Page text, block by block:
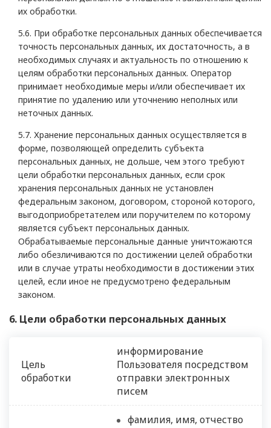
их обработки.
5.6. При обработке персональных данных обеспечивается
точность персональных данных, их достаточность, а в
необходимых случаях и актуальность по отношению к
целям обработки персональных данных. Оператор
принимает необходимые меры и/или обеспечивает их
принятие по удалению или уточнению неполных или
неточных данных.
5.7. Хранение персональных данных осуществляется в
форме, позволяющей определить субъекта
персональных данных, не дольше, чем этого требуют
цели обработки персональных данных, если срок
хранения персональных данных не установлен
федеральным законом, договором, стороной которого,
выгодоприобретателем или поручителем по которому
является субъект персональных данных.
Обрабатываемые персональные данные уничтожаются
либо обезличиваются по достижении целей обработки
или в случае утраты необходимости в достижении этих
целей, если иное не предусмотрено федеральным
законом.
6. Цели обработки персональных данных
Цель
обработки
информирование
Пользователя посредством
отправки электронных
писем
фамилия, имя, отчество